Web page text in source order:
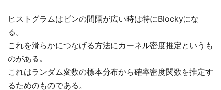
ヒストグラムはビンの間隔が広い時は特にBlockyにな
る。
これを滑らかにつなげる方法にカーネル密度推定というも
のがある。
これはランダム変数の標本分布から確率密度関数を推定す
るためのものである。